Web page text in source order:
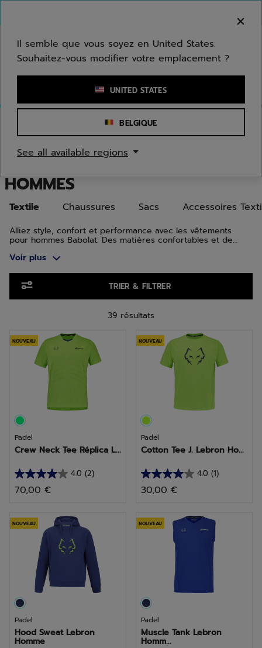
Saisir un mot clé ou un numéro d'article
VÊTEMENTS DE TENNIS,
HOMMES
Chaussures Sacs
Textile Accessoires
Alliez style, confort et performance avec les vêtements
pour hommes Babolat. Des matières confortables et de
courts comme en dehors.
Voir plus
TRIER & FILTRER
39 résultats
NOUVEAU
Padel
Crew Neck Tee Réplica L...
4.0 (2)
4.0
sur
étoiles.
70,00 €
NOUVEAU
Padel
Cotton Tee J. Lebron Ho...
4.0 (1)
4.0
sur
étoiles.
30,00 €
NOUVEAU
Padel
Hood Sweat Lebron
Homme
NOUVEAU
Padel
Muscle Tank Lebron
Homm...
Il semble que vous soyez en United States.
Souhaitez-vous modifier votre emplacement ?
UNITED STATES
BELGIQUE
See all available regions